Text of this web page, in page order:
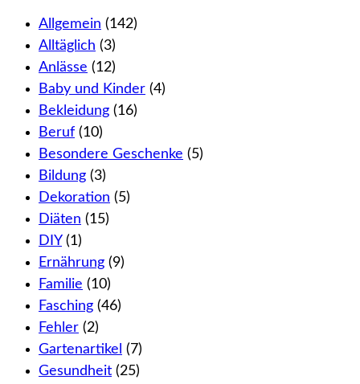
Allgemein (142)
Alltäglich (3)
Anlässe (12)
Baby und Kinder (4)
Bekleidung (16)
Beruf (10)
Besondere Geschenke (5)
Bildung (3)
Dekoration (5)
Diäten (15)
DIY(1)
Ernährung (9)
Familie (10)
Fasching (46)
Fehler (2)
Gartenartikel (7)
Gesundheit (25)